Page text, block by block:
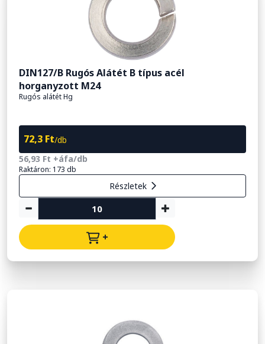
DIN127/B Rugós Alátét B típus acél
horganyzott M24
Rugós alátét Hg
72,3 Ft/db
56,93 Ft +áfa/db
Raktáron: 173 db
Részletek
+